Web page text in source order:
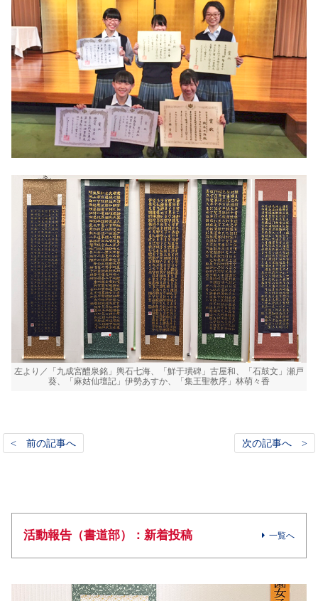
左より／「九成宮醴泉銘」輿石七海、「鮮于璜碑」古屋和、「石鼓文」瀬戸
葵、「麻姑仙壇記」伊勢あすか、「集王聖教序」林萌々香
< 前の記事へ 次の記事へ >
活動報告（書道部）：新着投稿 一覧へ